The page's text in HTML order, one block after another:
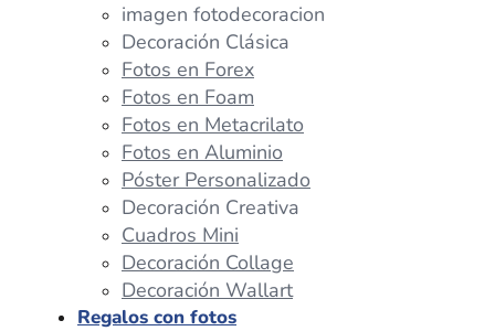
imagen fotodecoracion
Decoración Clásica
Fotos en Forex
Fotos en Foam
Fotos en Metacrilato
Fotos en Aluminio
Póster Personalizado
Decoración Creativa
Cuadros Mini
Decoración Collage
Decoración Wallart
Regalos con fotos